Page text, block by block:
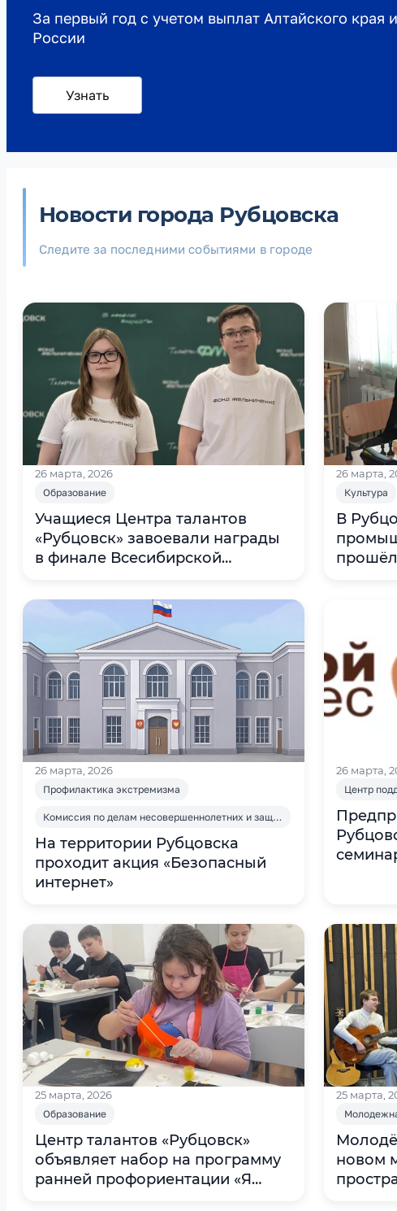
За первый год с учетом выплат Алтайского края
России
Узнать
Новости города Рубцовска
Следите за последними событиями в городе
26 марта, 2026
Образование
Учащиеся Центра талантов
«Рубцовск» завоевали награды
в финале Всесибирской
26 марта,
Культура
В
26 марта, 2026
Профилактика экстремизма
Комиссия по делам несовершеннолетних и защите их прав
На территории Рубцовска
проходит акция «Безопасный
интернет»
26 марта,
Центр
25 марта, 2026
Образование
Центр талантов «Рубцовск»
объявляет набор на программу
ранней профориентации «Я
25 марта,
новом